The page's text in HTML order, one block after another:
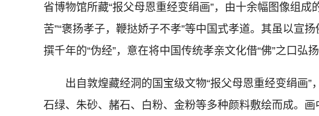
省博物馆所藏“报父母恩重经变绢画”，由十余幅图像组成
苦”“褒扬孝子，鞭挞娇子不孝”等中国式孝道。其虽以宣
撰千年的“伪经”，意在将中国传统孝亲文化借“佛”之口弘扬
出自敦煌藏经洞的国宝级文物“报父母恩重经变绢画”
石绿、朱砂、赭石、白粉、金粉等多种颜料敷绘而成。